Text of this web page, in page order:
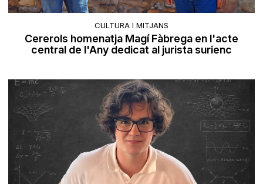
CULTURA I MITJANS
Cererols homenatja Magí Fàbrega en l'acte
central de l'Any dedicat al jurista surienc